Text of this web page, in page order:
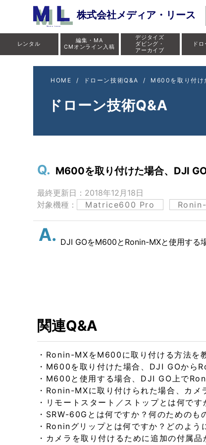
株式会社メディア・リース
レンタル
編集・MA
CMオンライン入稿
デジタイズ
ダビング・
アーカイブ
ド
HOME / ドローン技術Q&A / M600を取り付け
ドローン技術Q&A
M600を取り付けた場合、DJI
最終更新日：2018年12月18日
対象機種：
Matrice600 Pro
DJI GOをM600とRonin-MXと使用する
関連Q&A
・ Ronin-MXをM600に取り付ける方法を
・ M600を取り付けた場合、DJI GOから
・ M600と使用する場合、DJI GO上で
・ Ronin-MXに取り付けられた場合、カメ
・ リモートスタート／ストップとは何です
・ SRW-60Gとは何ですか？何のためのも
・ Roninグリップとは何ですか？どのよう
・ カメラを取り付けるために追加の付属品